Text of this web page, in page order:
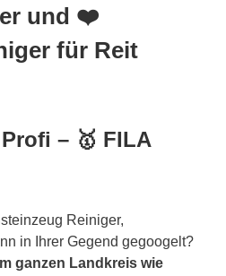
und ❤️
für Reit
– 🥇 FILA
Reiniger,
in Ihrer Gegend gegoogelt?
ganzen Landkreis wie